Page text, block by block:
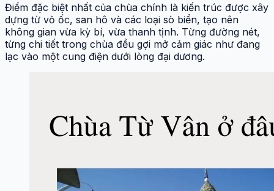
Điểm đặc biệt nhất của chùa chính là kiến trúc được xây
dựng từ vỏ ốc, san hô và các loại sò biển, tạo nên
không gian vừa kỳ bí, vừa thanh tịnh. Từng đường nét,
từng chi tiết trong chùa đều gợi mở cảm giác như đang
lạc vào một cung điện dưới lòng đại dương.